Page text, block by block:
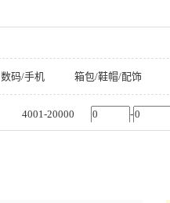
数码/手机 箱包/鞋帽/配饰
4001-20000 -